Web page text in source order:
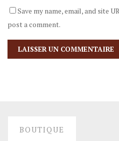
Save my name, email, and site
post a comment.
BOUTIQUE